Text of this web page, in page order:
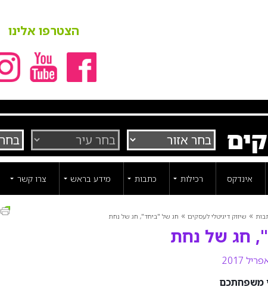
הצטרפו אלינו
אינדקס רכילות כתבות מידע בראש צרו קשר
» שיווק דיגיטלי לעסקים » חג של "ביחד", חג של נחת
חג של נחת
משפחתכם